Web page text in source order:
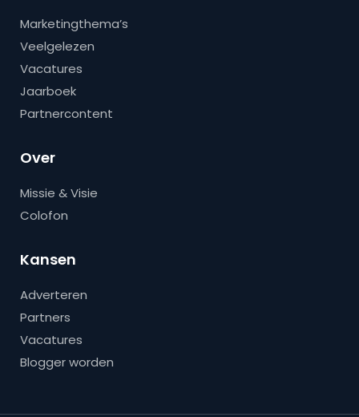
Marketingthema’s
Veelgelezen
Vacatures
Jaarboek
Partnercontent
Over
Missie & Visie
Colofon
Kansen
Adverteren
Partners
Vacatures
Blogger worden